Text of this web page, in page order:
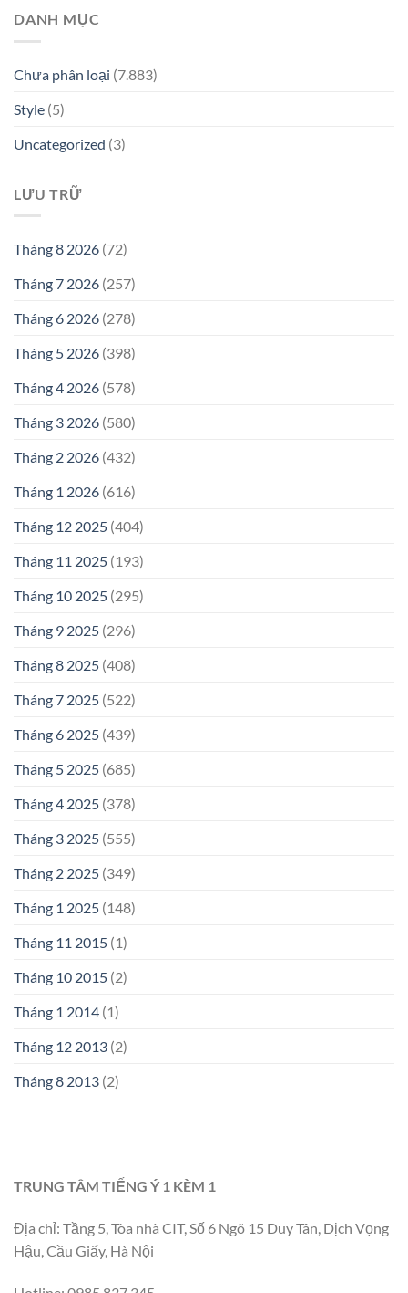
DANH MỤC
Chưa phân loại (7.883)
Style (5)
Uncategorized (3)
LƯU TRỮ
Tháng 8 2026 (72)
Tháng 7 2026 (257)
Tháng 6 2026 (278)
Tháng 5 2026 (398)
Tháng 4 2026 (578)
Tháng 3 2026 (580)
Tháng 2 2026 (432)
Tháng 1 2026 (616)
Tháng 12 2025 (404)
Tháng 11 2025 (193)
Tháng 10 2025 (295)
Tháng 9 2025 (296)
Tháng 8 2025 (408)
Tháng 7 2025 (522)
Tháng 6 2025 (439)
Tháng 5 2025 (685)
Tháng 4 2025 (378)
Tháng 3 2025 (555)
Tháng 2 2025 (349)
Tháng 1 2025 (148)
Tháng 11 2015 (1)
Tháng 10 2015 (2)
Tháng 1 2014 (1)
Tháng 12 2013 (2)
Tháng 8 2013 (2)
TRUNG TÂM TIẾNG Ý 1 KÈM 1
Địa chỉ: Tầng 5, Tòa nhà CIT, Số 6 Ngõ 15 Duy Tân, Dịch Vọng
Hậu, Cầu Giấy, Hà Nội